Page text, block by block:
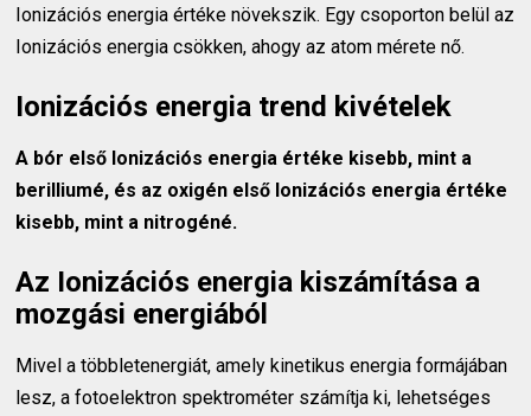
Ionizációs energia értéke növekszik. Egy csoporton belül az
Ionizációs energia csökken, ahogy az atom mérete nő.
Ionizációs energia trend kivételek
A bór első Ionizációs energia értéke kisebb, mint a
berilliumé, és az oxigén első Ionizációs energia értéke
kisebb, mint a nitrogéné.
Az Ionizációs energia kiszámítása a
mozgási energiából
Mivel a többletenergiát, amely kinetikus energia formájában
lesz, a fotoelektron spektrométer számítja ki, lehetséges